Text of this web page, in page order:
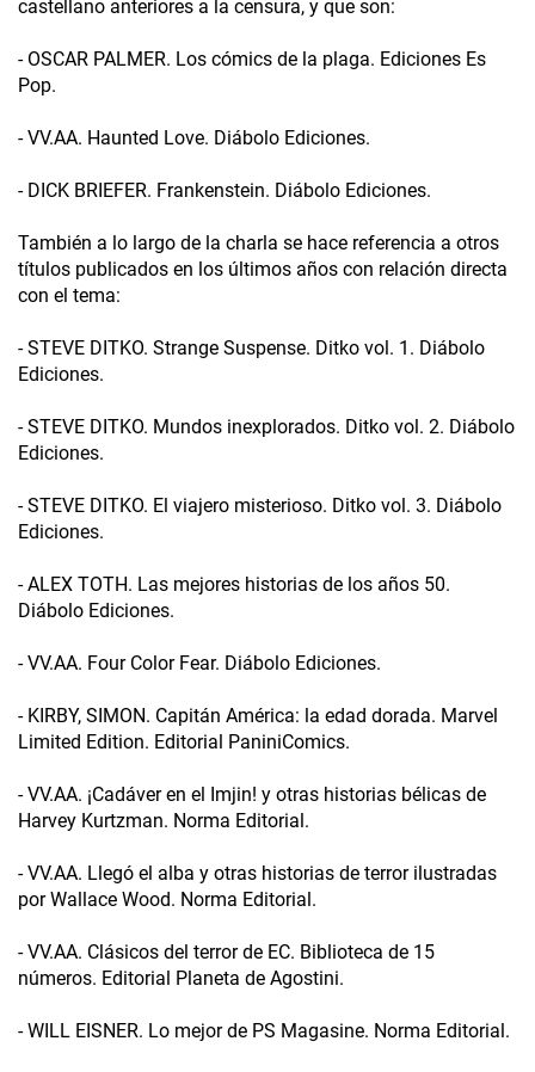
castellano anteriores a la censura, y que son:
- OSCAR PALMER. Los cómics de la plaga. Ediciones Es
Pop.
- VV.AA. Haunted Love. Diábolo Ediciones.
- DICK BRIEFER. Frankenstein. Diábolo Ediciones.
También a lo largo de la charla se hace referencia a otros
títulos publicados en los últimos años con relación directa
con el tema:
- STEVE DITKO. Strange Suspense. Ditko vol. 1. Diábolo
Ediciones.
- STEVE DITKO. Mundos inexplorados. Ditko vol. 2. Diábolo
Ediciones.
- STEVE DITKO. El viajero misterioso. Ditko vol. 3. Diábolo
Ediciones.
- ALEX TOTH. Las mejores historias de los años 50.
Diábolo Ediciones.
- VV.AA. Four Color Fear. Diábolo Ediciones.
- KIRBY, SIMON. Capitán América: la edad dorada. Marvel
Limited Edition. Editorial PaniniComics.
- VV.AA. ¡Cadáver en el Imjin! y otras historias bélicas de
Harvey Kurtzman. Norma Editorial.
- VV.AA. Llegó el alba y otras historias de terror ilustradas
por Wallace Wood. Norma Editorial.
- VV.AA. Clásicos del terror de EC. Biblioteca de 15
números. Editorial Planeta de Agostini.
- WILL EISNER. Lo mejor de PS Magasine. Norma Editorial.